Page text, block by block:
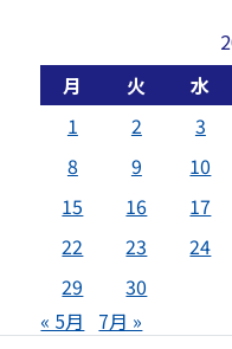
月
火 水
1
2 3
8
9 10
15
16 17
22
23 24
29
30
« 5月
7月 »